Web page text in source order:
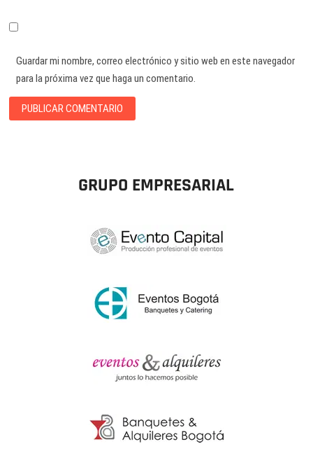
Guardar mi nombre, correo electrónico y sitio web en este navegador
para la próxima vez que haga un comentario.
GRUPO EMPRESARIAL